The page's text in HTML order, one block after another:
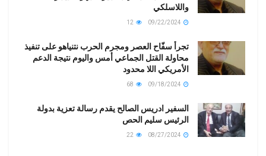
واللاسلكي
تجرأ سفّاح العصر ومجرم الحرب نتنياهو على تنفيذ
محاولة القتل الجماعي أمس واليوم نتيجة الدعم
الأمريكي اللا محدود
السفير ادريس الصالح يقدم رسالة تعزية بدولة
الرئيس سليم الحص